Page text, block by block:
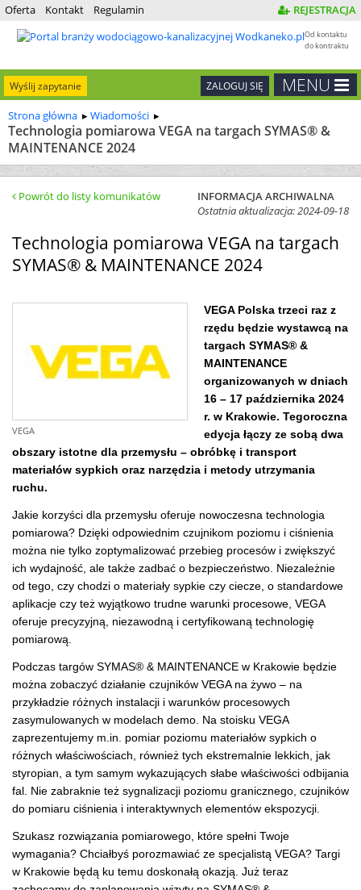
Oferta Kontakt Regulamin REJESTRACJA
Od kontaktu
do kontraktu
MENU
ZALOGUJ SIĘ
Wyślij zapytanie
Strona główna Wiadomości
Technologia pomiarowa VEGA na targach SYMAS® &
MAINTENANCE 2024
Powrót do listy komunikatów
INFORMACJA ARCHIWALNA
Ostatnia aktualizacja: 2024-09-18
Technologia pomiarowa VEGA na targach
SYMAS® & MAINTENANCE 2024
VEGA
VEGA Polska trzeci raz z
rzędu będzie wystawcą na
targach SYMAS® &
MAINTENANCE
organizowanych w dniach
16 – 17 października 2024
r. w Krakowie. Tegoroczna
edycja łączy ze sobą dwa
obszary istotne dla przemysłu – obróbkę i transport
materiałów sypkich oraz narzędzia i metody utrzymania
ruchu.
Jakie korzyści dla przemysłu oferuje nowoczesna technologia
pomiarowa? Dzięki odpowiednim czujnikom poziomu i ciśnienia
można nie tylko zoptymalizować przebieg procesów i zwiększyć
ich wydajność, ale także zadbać o bezpieczeństwo. Niezależnie
od tego, czy chodzi o materiały sypkie czy ciecze, o standardowe
aplikacje czy też wyjątkowo trudne warunki procesowe, VEGA
oferuje precyzyjną, niezawodną i certyfikowaną technologię
pomiarową.
Podczas targów SYMAS® & MAINTENANCE w Krakowie będzie
można zobaczyć działanie czujników VEGA na żywo – na
przykładzie różnych instalacji i warunków procesowych
zasymulowanych w modelach demo. Na stoisku VEGA
zaprezentujemy m.in. pomiar poziomu materiałów sypkich o
różnych właściwościach, również tych ekstremalnie lekkich, jak
styropian, a tym samym wykazujących słabe właściwości odbijania
fal. Nie zabraknie też sygnalizacji poziomu granicznego, czujników
do pomiaru ciśnienia i interaktywnych elementów ekspozycji.
Szukasz rozwiązania pomiarowego, które spełni Twoje
wymagania? Chciałbyś porozmawiać ze specjalistą VEGA? Targi
w Krakowie będą ku temu doskonałą okazją. Już teraz